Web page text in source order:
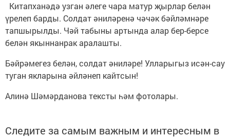
Китапханәдә узган әлеге чара матур җырлар белән
үрелеп барды. Солдат әниләренә чәчәк бәйләмнәре
тапшырылды. Чәй табыны артында алар бер-берсе
белән якыннанрак аралашты.
Бәйрәмегез белән, солдат әниләре! Улларыгыз исән-сау
туган якларына әйләнеп кайтсын!
Алинә Шәмәрданова тексты һәм фотолары.
Следите за самым важным и интересным в